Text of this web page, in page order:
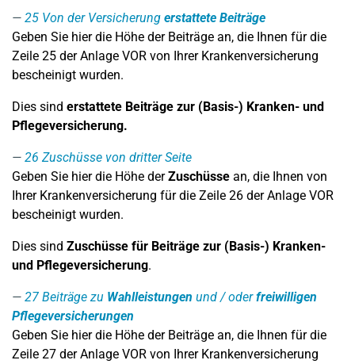
25 Von der Versicherung erstattete Beiträge
Geben Sie hier die Höhe der Beiträge an, die Ihnen für die
Zeile 25 der Anlage VOR von Ihrer Krankenversicherung
bescheinigt wurden.
Dies sind erstattete Beiträge zur (Basis-) Kranken- und
Pflegeversicherung.
26 Zuschüsse von dritter Seite
Geben Sie hier die Höhe derZuschüsse an, die Ihnen von
Ihrer Krankenversicherung für die Zeile 26 der Anlage VOR
bescheinigt wurden.
Dies sind Zuschüsse für Beiträge zur (Basis-) Kranken-
und Pflegeversicherung.
27 Beiträge zu Wahlleistungen und / oderfreiwilligen
Pflegeversicherungen
Geben Sie hier die Höhe der Beiträge an, die Ihnen für die
Zeile 27 der Anlage VOR von Ihrer Krankenversicherung